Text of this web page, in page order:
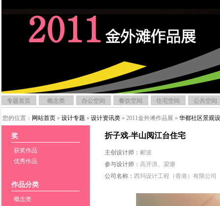
专题首页 概念类 办公空间 餐饮空间 住宅空间 公共空间
您的位置： 网站首页 »设计专题 »设计资讯类 » 2011金外滩作品展 » 华都社区景观
奖
获奖作品
优秀作品
作品分类
概念类
折子戏-半山阅江台住宅
主创设计师： 郦波
参与设计师： 高开浪、梁珊
公司名称： 西玛设计工程（香港）有限公司